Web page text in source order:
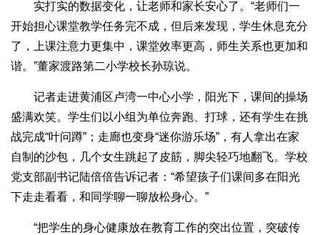
实打实的数据变化，让老师和家长安心了。“老师们一
开始担心课堂教学任务完不成，但后来发现，学生休息充分
了，上课注意力更集中，课堂效率更高，师生关系也更加和
谐。”董家渡路第二小学校长孙琼说。
记者走进黄浦区卢湾一中心小学，阳光下，课间的操场
盛满欢笑。学生们以小组为单位奔跑、打球，还有学生在挑
战完成“叶问蹲”；走廊也变身“迷你游乐场”，有人拿出在家
自制的沙包，几个女生跳起了皮筋，脚尖轻巧地翻飞。学校
党支部副书记陆倍倍告诉记者：“希望孩子们课间多在阳光
下走走看看，和同学聊一聊放松身心。”
“把学生的身心健康放在教育工作的突出位置，突破传